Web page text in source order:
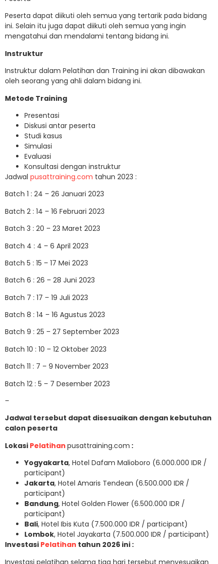
Peserta dapat diikuti oleh semua yang tertarik pada bidang
ini. Selain itu juga dapat diikuti oleh semua yang ingin
mengatahui dan mendalami tentang bidang ini.
Instruktur
Instruktur dalam Pelatihan dan Training ini akan dibawakan
oleh seorang yang ahli dalam bidang ini.
Metode Training
Presentasi
Diskusi antar peserta
Studi kasus
Simulasi
Evaluasi
Konsultasi dengan instruktur
Jadwal pusattraining.com tahun 2023 :
Batch 1 : 24 – 26 Januari 2023
Batch 2 : 14 – 16 Februari 2023
Batch 3 : 20 – 23 Maret 2023
Batch 4 : 4 – 6 April 2023
Batch 5 : 15 – 17 Mei 2023
Batch 6 : 26 – 28 Juni 2023
Batch 7 : 17 – 19 Juli 2023
Batch 8 : 14 – 16 Agustus 2023
Batch 9 : 25 – 27 September 2023
Batch 10 : 10 – 12 Oktober 2023
Batch 11 : 7 – 9 November 2023
Batch 12 : 5 – 7 Desember 2023
–
Jadwal tersebut dapat disesuaikan dengan kebutuhan
calon peserta
Lokasi Pelatihan pusattraining.com :
Yogyakarta, Hotel Dafam Malioboro (6.000.000 IDR /
participant)
Jakarta, Hotel Amaris Tendean (6.500.000 IDR /
participant)
Bandung, Hotel Golden Flower (6.500.000 IDR /
participant)
Bali, Hotel Ibis Kuta (7.500.000 IDR / participant)
Lombok, Hotel Jayakarta (7.500.000 IDR / participant)
Investasi Pelatihan tahun 2026 ini :
Investasi pelatihan selama tiga hari tersebut menyesuaikan